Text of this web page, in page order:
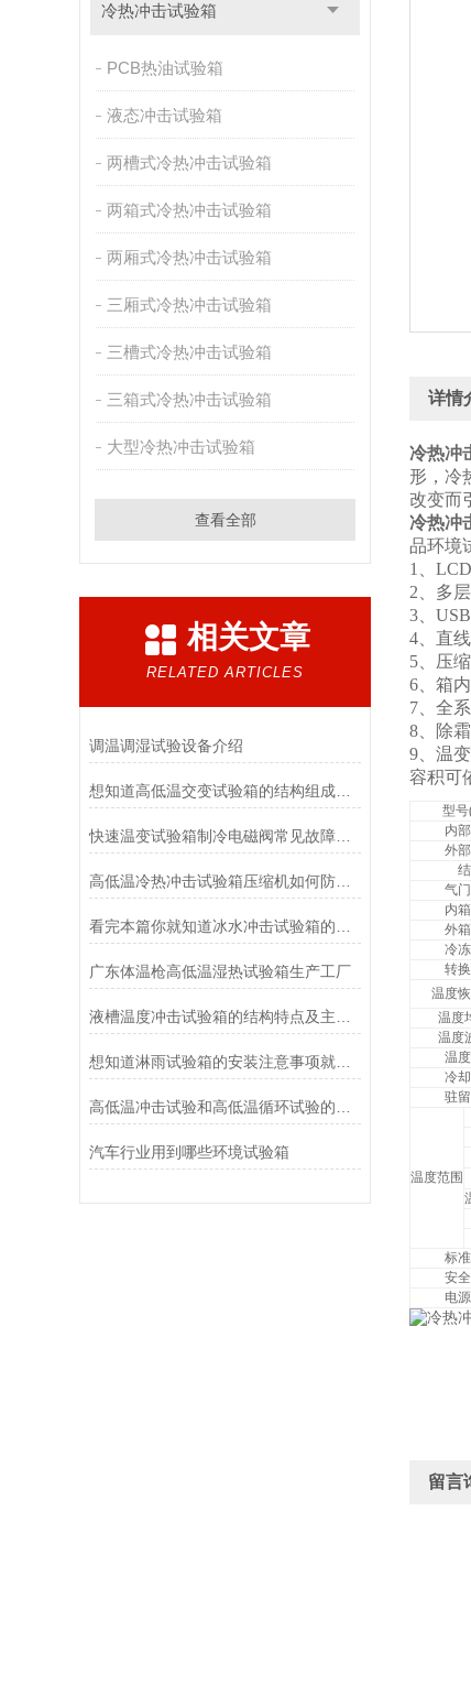
冷热冲击试验箱
PCB热油试验箱
液态冲击试验箱
两槽式冷热冲击试验箱
两箱式冷热冲击试验箱
两厢式冷热冲击试验箱
三厢式冷热冲击试验箱
三槽式冷热冲击试验箱
三箱式冷热冲击试验箱
大型冷热冲击试验箱
查看全部
相关文章
RELATED ARTICLES
调温调湿试验设备介绍
想知道高低温交变试验箱的结构组成就看看这些吧
快速温变试验箱制冷电磁阀常见故障原因及排除方法
高低温冷热冲击试验箱压缩机如何防震避震
广东体温枪高低温湿热试验箱生产工厂
想知道淋雨试验箱的安装注意事项就看看这些吧
汽车行业用到哪些环境试验箱
详情
冷热冲
形，冷
改变而
冷热冲
品环境
1、
2、多
3、
4、直
5、压
6、箱
7、全
8、除
9、温
容积可
型
内
外
气
内
外
冷
转
温度
温度
温度
温
冷
驻
温度范围
标
安
电
留言